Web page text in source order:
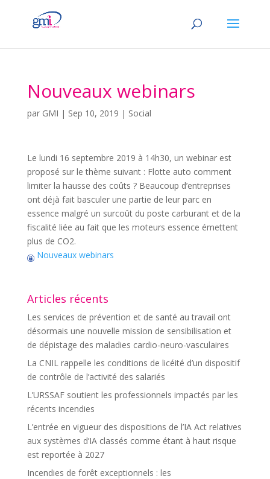
Nouveaux webinars
par GMI | Sep 10, 2019 | Social
Le lundi 16 septembre 2019 à 14h30, un webinar est
proposé sur le thème suivant : Flotte auto comment
limiter la hausse des coûts ? Beaucoup d’entreprises
ont déjà fait basculer une partie de leur parc en
essence malgré un surcoût du poste carburant et de la
fiscalité liée au fait que les moteurs essence émettent
plus de CO2.
Nouveaux webinars
Articles récents
Les services de prévention et de santé au travail ont
désormais une nouvelle mission de sensibilisation et
de dépistage des maladies cardio-neuro-vasculaires
La CNIL rappelle les conditions de licéité d’un dispositif
de contrôle de l’activité des salariés
L’URSSAF soutient les professionnels impactés par les
récents incendies
L’entrée en vigueur des dispositions de l’IA Act relatives
aux systèmes d’IA classés comme étant à haut risque
est reportée à 2027
Incendies de forêt exceptionnels : les